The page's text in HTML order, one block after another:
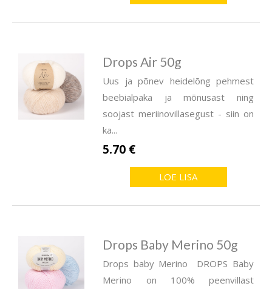
Drops Air 50g
Uus ja põnev heidelõng pehmest
beebialpaka ja mõnusast ning
soojast meriinovillasegust - siin on
ka...
5.70 €
LOE LISA
Drops Baby Merino 50g
Drops baby Merino DROPS Baby
Merino on 100% peenvillast